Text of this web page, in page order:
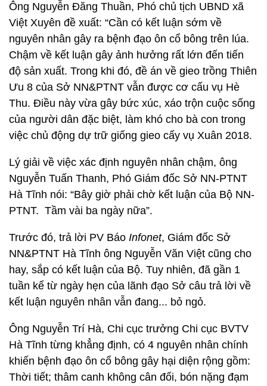
Ông Nguyễn Đăng Thuần, Phó chủ tịch UBND xã
Việt Xuyên đề xuất: “Cần có kết luận sớm về
nguyên nhân gây ra bệnh đạo ôn cổ bông trên lúa.
Chậm về kết luận gây ảnh hưởng rất lớn đến tiến
độ sản xuất. Trong khi đó, đề án về gieo trồng Thiên
Ưu 8 của Sở NN&PTNT vẫn được cơ cấu vụ Hè
Thu. Điều này vừa gây bức xúc, xáo trộn cuộc sống
của người dân đặc biệt, làm khó cho bà con trong
việc chủ động dự trữ giống gieo cấy vụ Xuân 2018.
Lý giải về việc xác định nguyên nhân chậm, ông
Nguyễn Tuấn Thanh, Phó Giám đốc Sở NN-PTNT
Hà Tĩnh nói: “Bây giờ phải chờ kết luận của Bộ NN-
PTNT. Tầm vài ba ngày nữa”.
Trước đó, trả lời PV Báo Infonet, Giám đốc Sở
NN&PTNT Hà Tĩnh ông Nguyễn Văn Việt cũng cho
hay, sắp có kết luận của Bộ. Tuy nhiên, đã gần 1
tuần kể từ ngày hẹn của lãnh đạo Sở câu trả lời về
kết luận nguyên nhân vẫn đang... bỏ ngỏ.
Ông Nguyễn Trí Hà, Chi cục trưởng Chi cục BVTV
Hà Tĩnh từng khẳng định, có 4 nguyên nhân chính
khiến bệnh đạo ôn cổ bông gây hại diện rộng gồm:
Thời tiết; thâm canh không cân đối, bón nặng đạm